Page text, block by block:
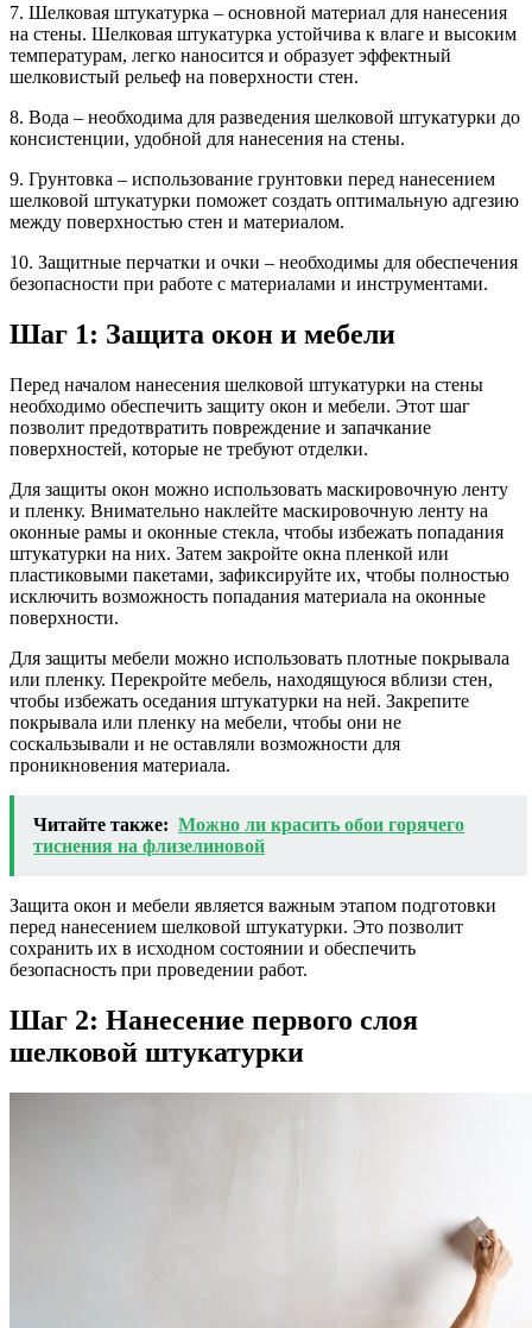
7. Шелковая штукатурка – основной материал для нанесения
на стены. Шелковая штукатурка устойчива к влаге и высоким
температурам, легко наносится и образует эффектный
шелковистый рельеф на поверхности стен.
8. Вода – необходима для разведения шелковой штукатурки до
консистенции, удобной для нанесения на стены.
9. Грунтовка – использование грунтовки перед нанесением
шелковой штукатурки поможет создать оптимальную адгезию
между поверхностью стен и материалом.
10. Защитные перчатки и очки – необходимы для обеспечения
безопасности при работе с материалами и инструментами.
Шаг 1: Защита окон и мебели
Перед началом нанесения шелковой штукатурки на стены
необходимо обеспечить защиту окон и мебели. Этот шаг
позволит предотвратить повреждение и запачкание
поверхностей, которые не требуют отделки.
Для защиты окон можно использовать маскировочную ленту
и пленку. Внимательно наклейте маскировочную ленту на
оконные рамы и оконные стекла, чтобы избежать попадания
штукатурки на них. Затем закройте окна пленкой или
пластиковыми пакетами, зафиксируйте их, чтобы полностью
исключить возможность попадания материала на оконные
поверхности.
Для защиты мебели можно использовать плотные покрывала
или пленку. Перекройте мебель, находящуюся вблизи стен,
чтобы избежать оседания штукатурки на ней. Закрепите
покрывала или пленку на мебели, чтобы они не
соскальзывали и не оставляли возможности для
проникновения материала.
Читайте также: Можно ли красить обои горячего
тиснения на флизелиновой
Защита окон и мебели является важным этапом подготовки
перед нанесением шелковой штукатурки. Это позволит
сохранить их в исходном состоянии и обеспечить
безопасность при проведении работ.
Шаг 2: Нанесение первого слоя
шелковой штукатурки